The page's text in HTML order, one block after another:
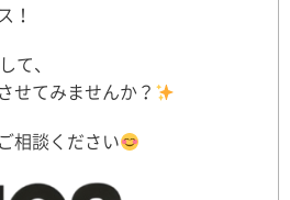
！
て、
せてみませんか？
相談ください